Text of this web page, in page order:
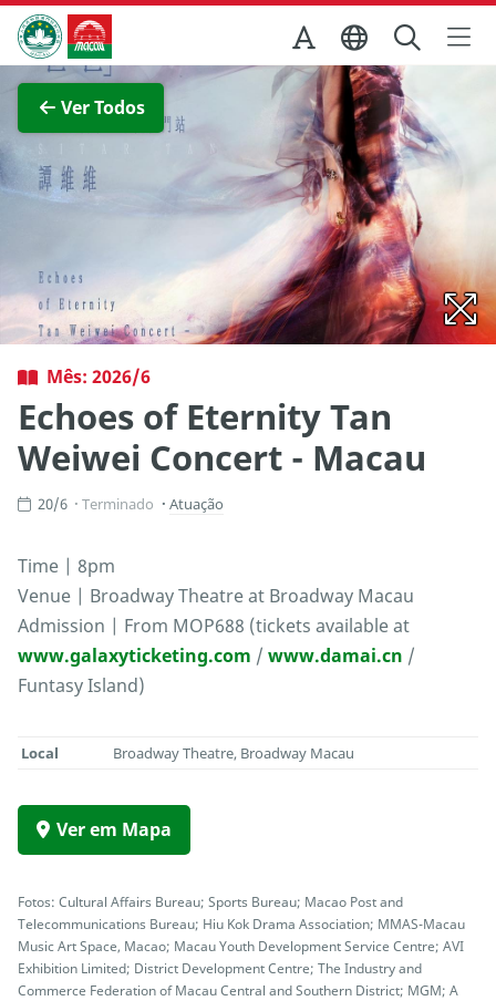
Ir para o conteúdo principal
Direcção dos Serviços de Turismo
Ver Todos
Ver imagem completa
Mês: 2026/6
Echoes of Eternity Tan
Weiwei Concert - Macau
20/6 Terminado Atuação
Time | 8pm
Venue | Broadway Theatre at Broadway Macau
Admission | From MOP688 (tickets available at
www.galaxyticketing.com / www.damai.cn /
Funtasy Island)
Local Broadway Theatre, Broadway Macau
Ver em Mapa
Fotos: Cultural Affairs Bureau; Sports Bureau; Macao Post and
Telecommunications Bureau; Hiu Kok Drama Association; MMAS-Macau
Music Art Space, Macao; Macau Youth Development Service Centre; AVI
Exhibition Limited; District Development Centre; The Industry and
Commerce Federation of Macau Central and Southern District; MGM; A